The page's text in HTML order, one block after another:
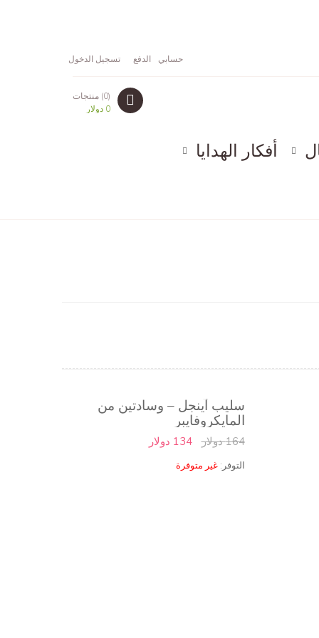
حسابي الدفع تسجيل الدخول
(0) منتجات
0 دولار
أفكار الهدايا
سليب آينجل – وسادتين من
المايكروفايبر
164 دولار 134 دولار
التوفر:غير متوفرة